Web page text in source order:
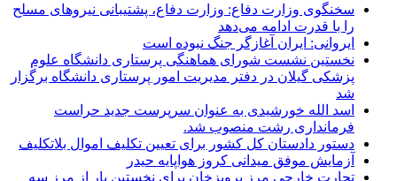
سخنگوی وزارت دفاع: وزارت دفاع، پشتیبانی نیرو‌های مسلح
را با قدرت ادامه می‌دهد
ایروانی: ایران آغازگر جنگ نبوده است
نخستین نشست شورای هماهنگی پرستاری دانشگاه علوم
پزشکی گیلان در دفتر مدیریت امور پرستاری دانشگاه برگزار
شد
اسد الله خورشیدی به عنوان سرپرست جدید حراست
فرمانداری رشت منصوب شد.
دستور دادستان کل کشور برای تعیین تکلیف اموال بلاتکلیف
آزمایش موفق میدانی کروز هواپایه حیدر
تجارت خارجی مرز پرویزخان برای نخستین بار از مرز سه